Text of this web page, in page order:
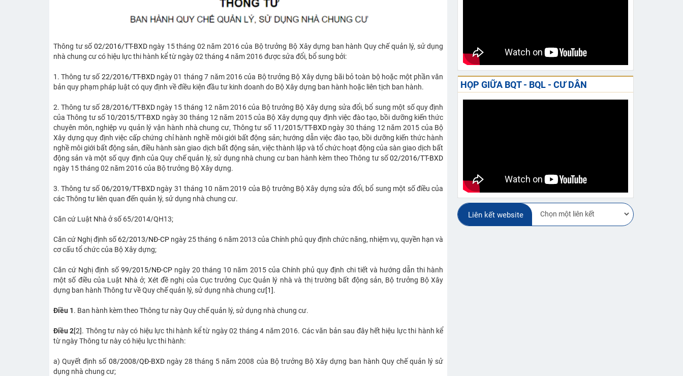
Thông tư số 02/2016/TT-BXDngày 15 tháng 02 năm 2016 của Bộ trưởng Bộ Xây dựng ban hành Quy chế quản lý, sử dụng
nhà chung cư có hiệu lực thi hành kể từ ngày 02 tháng 4 năm 2016 được sửa đổi, bổ sung bởi:
1. Thông tư số 22/2016/TT-BXDngày 01 tháng 7 năm 2016 của Bộ trưởng Bộ Xây dựng bãi bỏ toàn bộ hoặc một phần văn
bản quy phạm pháp luật có quy định về điều kiện đầu tư kinh doanh do Bộ Xây dựng ban hành hoặc liên tịch ban hành.
2. Thông tư số 28/2016/TT-BXDngày 15 tháng 12 năm 2016 của Bộ trưởng Bộ Xây dựng sửa đổi, bổ sung một số quy định
của Thông tư số 10/2015/TT-BXD ngày 30 tháng 12 năm 2015 của Bộ Xây dựng quy định việc đào tạo, bồi dưỡng kiến thức
chuyên môn, nghiệp vụ quản lý vận hành nhà chung cư, Thông tư số 11/2015/TT-BXDngày 30 tháng 12 năm 2015 của Bộ
Xây dựng quy định việc cấp chứng chỉ hành nghề môi giới bất động sản; hướng dẫn việc đào tạo, bồi dưỡng kiến thức hành
nghề môi giới bất động sản, điều hành sàn giao dịch bất động sản, việc thành lập và tổ chức hoạt động của sàn giao dịch bất
động sản và một số quy định của Quy chế quản lý, sử dụng nhà chung cư ban hành kèm theo Thông tư số02/2016/TT-BXD
ngày 15 tháng 02 năm 2016 của Bộ trưởng Bộ Xây dựng.
3. Thông tư số 06/2019/TT-BXDngày 31 tháng 10 năm 2019 của Bộ trưởng Bộ Xây dựng sửa đổi, bổ sung một số điều của
các Thông tư liên quan đến quản lý, sử dụng nhà chung cư.
Căn cứ Luật Nhà ở số 65/2014/QH13;
Căn cứ Nghị định số 62/2013/NĐ-CP ngày 25 tháng 6 năm 2013 của Chính phủ quy định chức năng, nhiệm vụ, quyền hạn và
cơ cấu tổ chức của Bộ Xây dựng;
Căn cứ Nghị định số 99/2015/NĐ-CPngày 20 tháng 10 năm 2015 của Chính phủ quy định chi tiết và hướng dẫn thi hành
một số điều của Luật Nhà ở; Xét đề nghị của Cục trưởng Cục Quản lý nhà và thị trường bất động sản, Bộ trưởng Bộ Xây
dựng ban hành Thông tư về Quy chế quản lý, sử dụng nhà chung cư[1].
Điều 1. Ban hành kèm theo Thông tư này Quy chế quản lý, sử dụng nhà chung cư.
Điều 2[2]. Thông tư này có hiệu lực thi hành kể từ ngày 02 tháng 4 năm 2016. Các văn bản sau đây hết hiệu lực thi hành kể
từ ngày Thông tư này có hiệu lực thi hành:
a) Quyết định số 08/2008/QĐ-BXDngày 28 tháng 5 năm 2008 của Bộ trưởng Bộ Xây dựng ban hành Quy chế quản lý sử
dụng nhà chung cư;
HỌP GIỮA BQT - BQL - CƯ DÂN
Liên kết website